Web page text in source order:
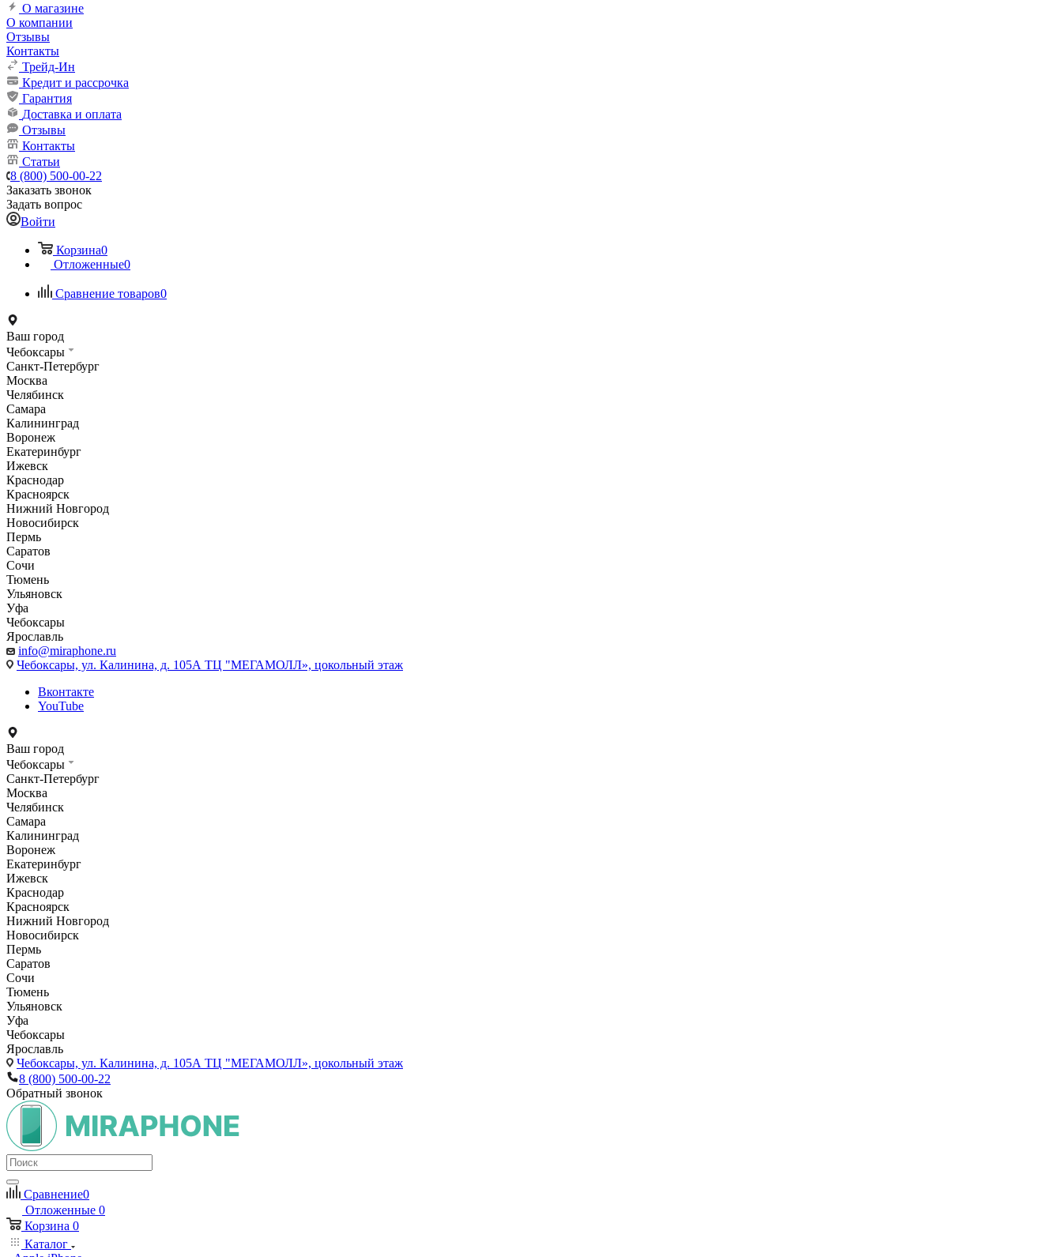
О магазине
О компании
Отзывы
Контакты
Трейд-Ин
Кредит и рассрочка
Гарантия
Доставка и оплата
Отзывы
Контакты
Статьи
8 (800) 500-00-22
Заказать звонок
Задать вопрос
Войти
Корзина0
Отложенные0
Сравнение товаров0
Ваш город
Чебоксары
Санкт-Петербург
Москва
Челябинск
Самара
Калининград
Воронеж
Екатеринбург
Ижевск
Краснодар
Красноярск
Нижний Новгород
Новосибирск
Пермь
Саратов
Сочи
Тюмень
Ульяновск
Уфа
Чебоксары
Ярославль
info@miraphone.ru
Чебоксары, ул. Калинина, д. 105А ТЦ "МЕГАМОЛЛ», цокольный этаж
Вконтакте
YouTube
Ваш город
Чебоксары
Санкт-Петербург
Москва
Челябинск
Самара
Калининград
Воронеж
Екатеринбург
Ижевск
Краснодар
Красноярск
Нижний Новгород
Новосибирск
Пермь
Саратов
Сочи
Тюмень
Ульяновск
Уфа
Чебоксары
Ярославль
Чебоксары, ул. Калинина, д. 105А ТЦ "МЕГАМОЛЛ», цокольный этаж
8 (800) 500-00-22
Обратный звонок
Сравнение0
Отложенные 0
Корзина 0
Каталог